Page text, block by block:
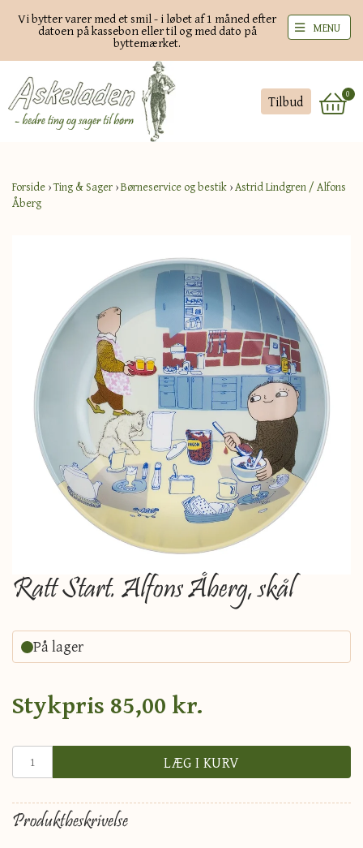
Vi bytter varer med et smil - i løbet af 1 måned efter
datoen på kassebon eller til og med dato på
byttemærket.
Tilbud 0
MENU
Forside ›Ting & Sager ›Børneservice og bestik ›Astrid Lindgren / Alfons
Åberg
Ratt Start. Alfons Åberg, skål
På lager
Stykpris 85,00 kr.
LÆG I KURV
Produktbeskrivelse